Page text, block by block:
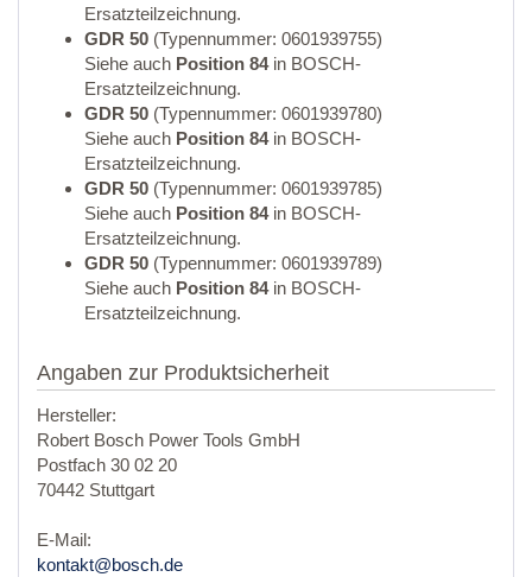
Ersatzteilzeichnung.
GDR 50 (Typennummer: 0601939755)
Siehe auch Position 84in BOSCH-
Ersatzteilzeichnung.
GDR 50 (Typennummer: 0601939780)
Siehe auch Position 84in BOSCH-
Ersatzteilzeichnung.
GDR 50 (Typennummer: 0601939785)
Siehe auch Position 84in BOSCH-
Ersatzteilzeichnung.
GDR 50 (Typennummer: 0601939789)
Siehe auch Position 84in BOSCH-
Ersatzteilzeichnung.
Angaben zur Produktsicherheit
Hersteller:
Robert Bosch Power Tools GmbH
Postfach 30 02 20
70442 Stuttgart
E-Mail:
kontakt@bosch.de